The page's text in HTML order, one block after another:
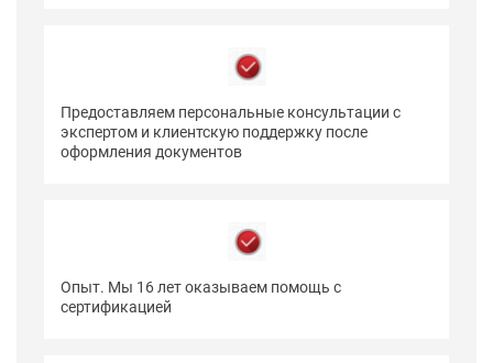
Предоставляем персональные консультации с
экспертом и клиентскую поддержку после
оформления документов
Опыт. Мы 16 лет оказываем помощь с
сертификацией